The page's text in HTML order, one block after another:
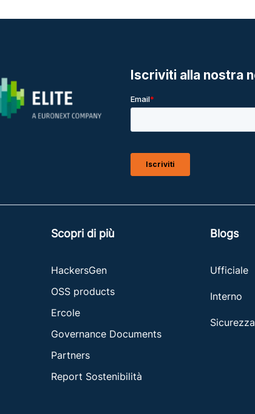
Scopri di più
HackersGen
OSS products
Ercole
Governance Documents
Partners
Report Sostenibilità
Blogs
Ufficiale
Interno
Sicurezza